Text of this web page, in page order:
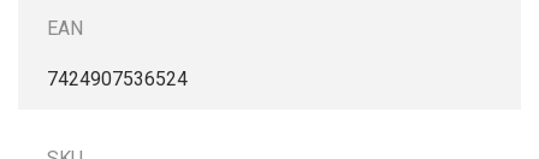
EAN
7424907536524